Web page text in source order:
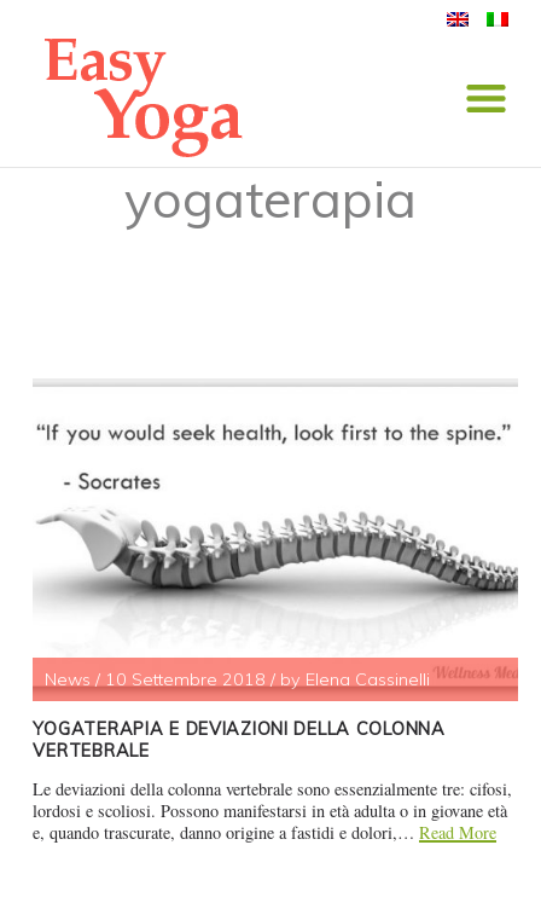
yogaterapia
YOGATERAPIA E DEVIAZIONI DELLA COLONNA
VERTEBRALE
News / 10 Settembre 2018 / by Elena Cassinelli
Le deviazioni della colonna vertebrale sono essenzialmente tre: cifosi,
lordosi e scoliosi. Possono manifestarsi in età adulta o in giovane età
e, quando trascurate, danno origine a fastidi e dolori,…Read More